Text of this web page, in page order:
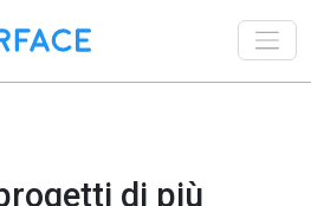
di più